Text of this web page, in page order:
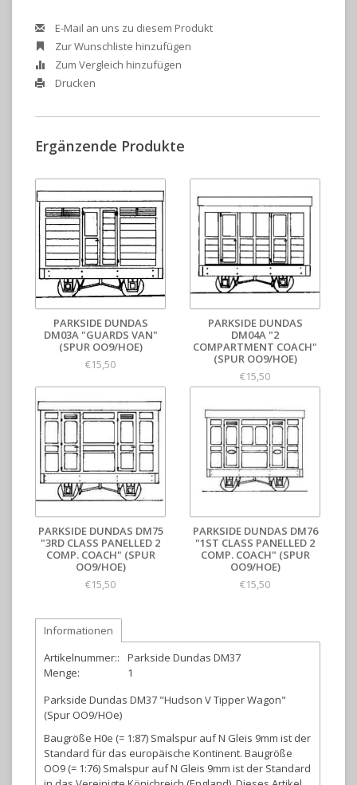
E-Mail an uns zu diesem Produkt
Zur Wunschliste hinzufügen
Zum Vergleich hinzufügen
Drucken
Ergänzende Produkte
PARKSIDE DUNDAS
DM03A "GUARDS VAN"
(SPUR OO9/HOE)
€15,50
PARKSIDE DUNDAS
DM04A "2
COMPARTMENT COACH"
(SPUR OO9/HOE)
€15,50
PARKSIDE DUNDAS DM75
"3RD CLASS PANELLED 2
COMP. COACH" (SPUR
OO9/HOE)
€15,50
PARKSIDE DUNDAS DM76
"1ST CLASS PANELLED 2
COMP. COACH" (SPUR
OO9/HOE)
€15,50
Informationen
Artikelnummer::
Parkside Dundas DM37
Menge:
1
Parkside Dundas DM37 "Hudson V Tipper Wagon"
(Spur OO9/HOe)
Baugröße H0e (= 1:87) Smalspur auf N Gleis 9mm ist der
Standard für das europäische Kontinent. Baugröße
OO9 (= 1:76) Smalspur auf N Gleis 9mm ist der Standard